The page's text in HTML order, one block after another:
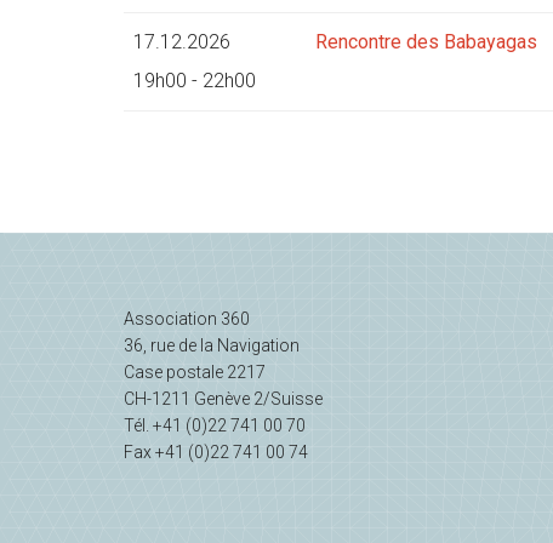
17.12.2026
19h00 - 22h00
Rencontre des Babayagas
Association 360
36, rue de la Navigation
Case postale 2217
CH-1211 Genève 2/Suisse
Tél. +41 (0)22 741 00 70
Fax +41 (0)22 741 00 74